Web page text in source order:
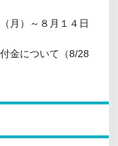
月）～８月１４日
金について（8/28